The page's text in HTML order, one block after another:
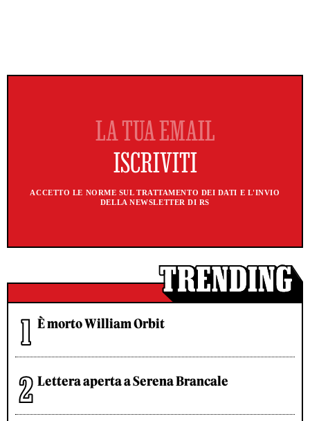
ACCETTO LE NORME SUL TRATTAMENTO DEI DATI E L'INVIO
DELLA NEWSLETTER DI RS
È morto William Orbit
Lettera aperta a Serena Brancale